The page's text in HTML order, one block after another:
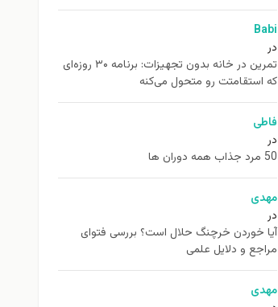
Babi
در
تمرین در خانه بدون تجهیزات: برنامه ۳۰ روزه‌ای
که استقامتت رو متحول می‌کنه
فاطی
در
50 مرد جذاب همه دوران ها
مهدی
در
آیا خوردن خرچنگ حلال است؟ بررسی فتوای
مراجع و دلایل علمی
مهدی